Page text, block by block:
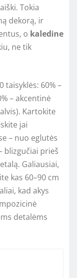
Tokia
dekorą, ir
o kaledine
ne tik
taisyklės: 60% –
– akcentinė
Kartokite
jai
– nuo eglutės
blizgučiai prieš
Galiausiai,
kas 60–90 cm
kad akys
detalėms